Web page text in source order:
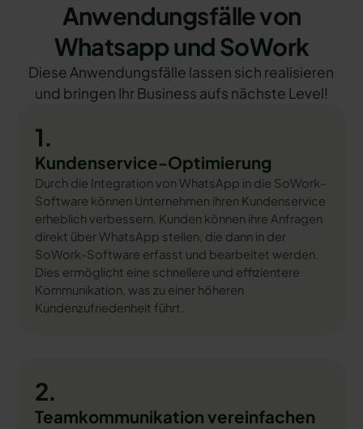
Anwendungsfälle von
Whatsapp und SoWork
Diese Anwendungsfälle lassen sich realisieren
und bringen Ihr Business aufs nächste Level!
1.
Kundenservice-Optimierung
Durch die Integration von WhatsApp in die SoWork-
Software können Unternehmen ihren Kundenservice
erheblich verbessern. Kunden können ihre Anfragen
direkt über WhatsApp stellen, die dann in der
SoWork-Software erfasst und bearbeitet werden.
Dies ermöglicht eine schnellere und effizientere
Kommunikation, was zu einer höheren
Kundenzufriedenheit führt.
2.
Teamkommunikation vereinfachen